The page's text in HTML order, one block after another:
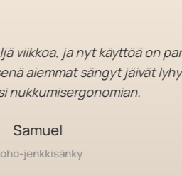
ja nyt käyttöä on pari
sängyt jäivät lyhyeksi,